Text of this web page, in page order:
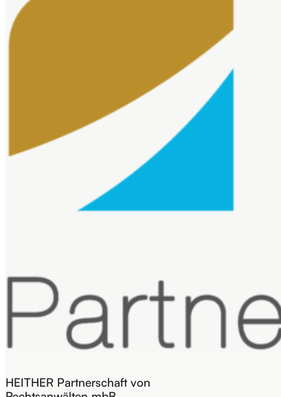
HEITHER Partnerschaft von